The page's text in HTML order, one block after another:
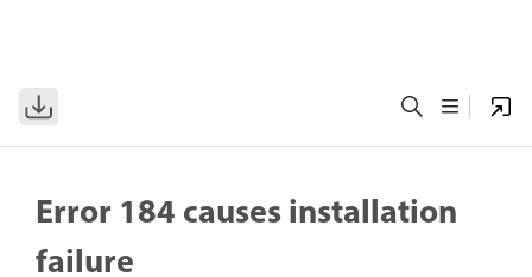
Error 184 causes installation
failure